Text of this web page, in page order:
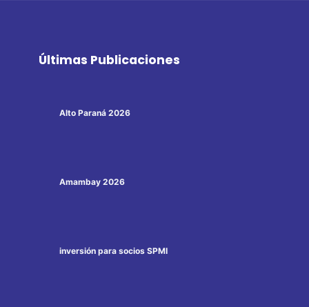
Últimas Publicaciones
Alto Paraná 2026
Amambay 2026
inversión para socios SPMI